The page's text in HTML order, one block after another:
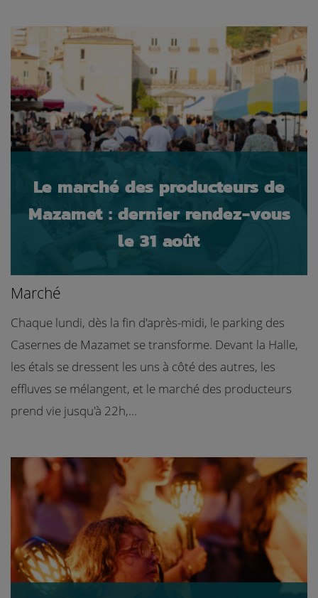
Le marché des producteurs de
Mazamet : dernier rendez-vous
le 31 août
Marché
Chaque lundi, dès la fin d'après-midi, le parking des
Casernes de Mazamet se transforme. Devant la Halle,
les étals se dressent les uns à côté des autres, les
effluves se mélangent, et le marché des producteurs
prend vie jusqu'à 22h,...